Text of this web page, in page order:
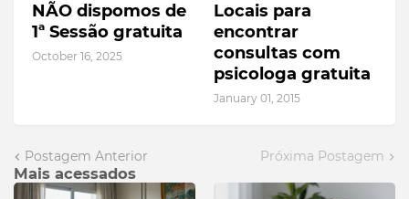
NÃO dispomos de
1ª Sessão gratuita
October 16, 2025
Locais para
encontrar
consultas com
psicologa gratuita
January 01, 2015
Postagem Anterior Próxima Postagem
Mais acessados